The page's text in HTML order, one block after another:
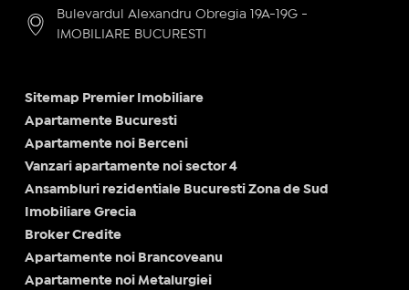
Bulevardul Alexandru Obregia 19A-19G -
IMOBILIARE BUCURESTI
Sitemap Premier Imobiliare
Apartamente Bucuresti
Apartamente noi Berceni
Vanzari apartamente noi sector 4
Ansambluri rezidentiale Bucuresti Zona de Sud
Imobiliare Grecia
Broker Credite
Apartamente noi Brancoveanu
Apartamente noi Metalurgiei